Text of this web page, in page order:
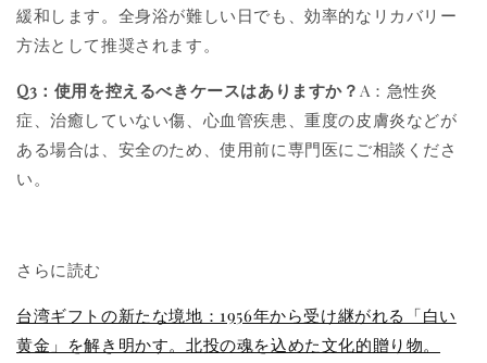
緩和します。全身浴が難しい日でも、効率的なリカバリー
方法として推奨されます。
Q3：使用を控えるべきケースはありますか？ A：急性炎
症、治癒していない傷、心血管疾患、重度の皮膚炎などが
ある場合は、安全のため、使用前に専門医にご相談くださ
い。
さらに読む
台湾ギフトの新たな境地：1956年から受け継がれる「白い
黄金」を解き明かす。北投の魂を込めた文化的贈り物。